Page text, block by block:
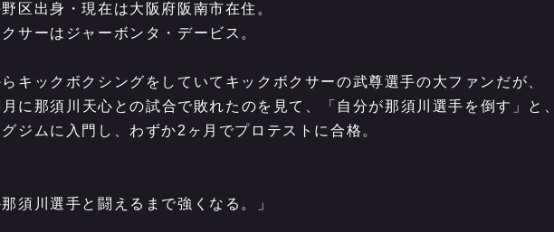
区出身・現在は大阪府阪南市在住。
サーはジャーボンタ・デービス。
キックボクシングをしていてキックボクサーの武尊選手の大ファンだが、
に那須川天心との試合で敗れたのを見て、「自分が那須川選手を倒す」と、
ジムに入門し、わずか2ヶ月でプロテストに合格。
那須川選手と闘えるまで強くなる。」